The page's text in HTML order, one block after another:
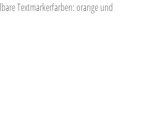
Textmarkerfarben: orange und